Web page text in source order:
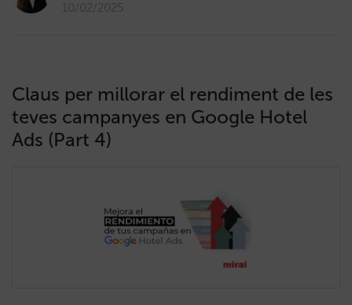
10/02/2025
Claus per millorar el rendiment de les
teves campanyes en Google Hotel
Ads (Part 4)